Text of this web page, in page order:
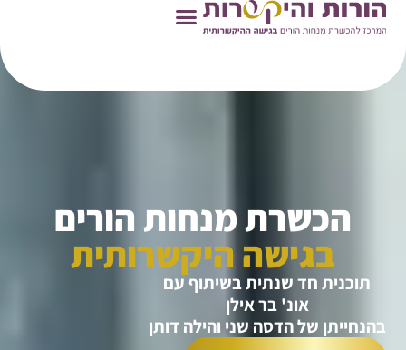
הכשרת מנחות הורים
בגישה היקשרותית
תוכנית חד שנתית בשיתוף עם
אונ' בר אילן
בהנחייתן של הדסה שני והילה דותן